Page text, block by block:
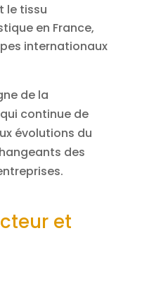
le tissu
en France,
internationaux
de la
continue de
évolutions du
des
et